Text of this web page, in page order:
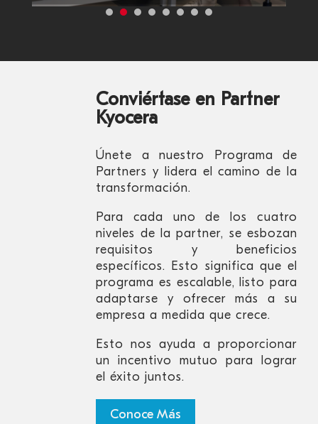
Conviértase en Partner
Kyocera
Únete a nuestro Programa de
Partners y lidera el camino de la
transformación.
Para cada uno de los cuatro
niveles de la partner, se esbozan
requisitos y beneficios
específicos. Esto significa que el
programa es escalable, listo para
adaptarse y ofrecer más a su
empresa a medida que crece.
Esto nos ayuda a proporcionar
un incentivo mutuo para lograr
el éxito juntos.
Conoce Más